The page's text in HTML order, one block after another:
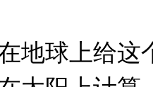
地球上给这